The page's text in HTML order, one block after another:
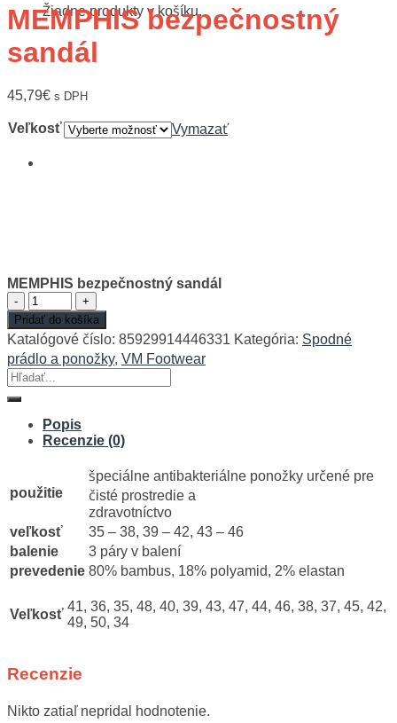
Žiadne produkty v košíku.
MEMPHIS bezpečnostný
sandál
45,79€ s DPH
Veľkosť Vymazať
MEMPHIS bezpečnostný sandál
množstvo
MEMPHIS
bezpečnostný
sandál
Pridať do košíka
Katalógové číslo: 85929914446331 Kategória: Spodné
prádlo a ponožky, VM Footwear
Hľadať:
Popis
Recenzie (0)
použitie
špeciálne antibakteriálne ponožky určené pre
čisté prostredie a
zdravotníctvo
veľkosť
35 – 38, 39 – 42, 43 – 46
balenie
3 páry v balení
prevedenie 80% bambus, 18% polyamid, 2% elastan
Veľkosť
41, 36, 35, 48, 40, 39, 43, 47, 44, 46, 38, 37, 45, 42,
49, 50, 34
Recenzie
Nikto zatiaľ nepridal hodnotenie.